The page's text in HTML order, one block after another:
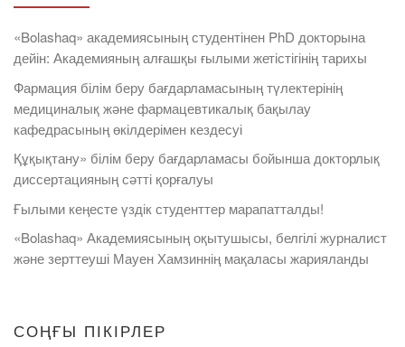
«Bolashaq» академиясының студентінен PhD докторына
дейін: Академияның алғашқы ғылыми жетістігінің тарихы
Фармация білім беру бағдарламасының түлектерінің
медициналық және фармацевтикалық бақылау
кафедрасының өкілдерімен кездесуі
Құқықтану» білім беру бағдарламасы бойынша докторлық
диссертацияның сәтті қорғалуы
Ғылыми кеңесте үздік студенттер марапатталды!
«Bolashaq» Академиясының оқытушысы, белгілі журналист
және зерттеуші Мауен Хамзиннің мақаласы жарияланды
СОҢҒЫ ПІКІРЛЕР